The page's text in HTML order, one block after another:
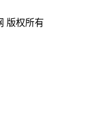
版权所有